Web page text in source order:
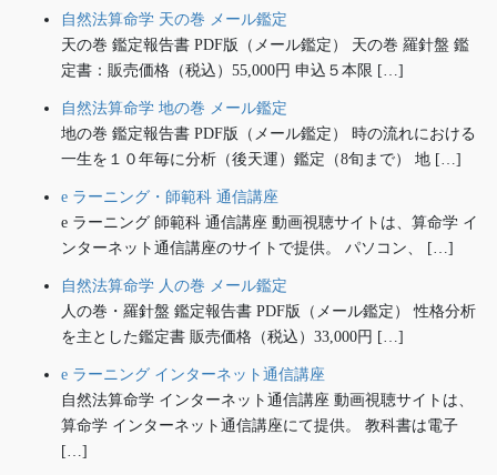
自然法算命学 天の巻 メール鑑定
天の巻 鑑定報告書 PDF版（メール鑑定） 天の巻 羅針盤 鑑
定書：販売価格（税込）55,000円 申込５本限 […]
自然法算命学 地の巻 メール鑑定
地の巻 鑑定報告書 PDF版（メール鑑定） 時の流れにおける
一生を１０年毎に分析（後天運）鑑定（8旬まで） 地 […]
e ラーニング・師範科 通信講座
e ラーニング 師範科 通信講座 動画視聴サイトは、算命学 イ
ンターネット通信講座のサイトで提供。 パソコン、 […]
自然法算命学 人の巻 メール鑑定
人の巻・羅針盤 鑑定報告書 PDF版（メール鑑定） 性格分析
を主とした鑑定書 販売価格（税込）33,000円 […]
e ラーニング インターネット通信講座
自然法算命学 インターネット通信講座 動画視聴サイトは、
算命学 インターネット通信講座にて提供。 教科書は電子
[…]